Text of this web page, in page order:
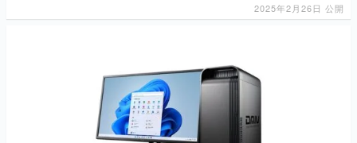
2025年2月26日 公開